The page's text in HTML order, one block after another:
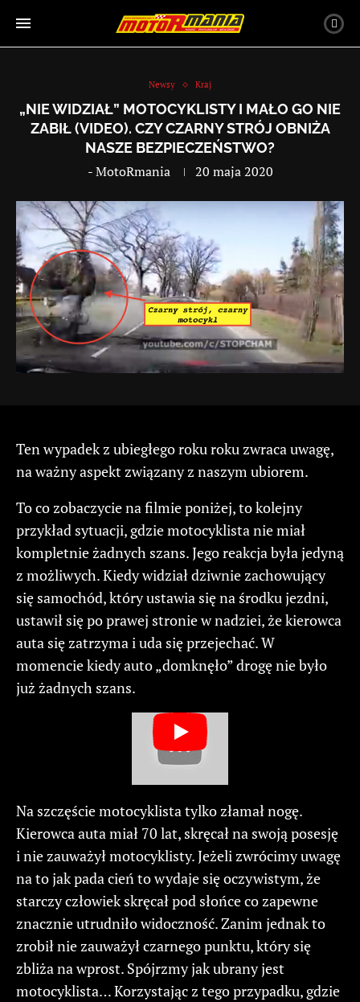
Newsy Kraj
„NIE WIDZIAŁ” MOTOCYKLISTY I MAŁO GO NIE
ZABIŁ (VIDEO). CZY CZARNY STRÓJ OBNIŻA
NASZE BEZPIECZEŃSTWO?
-MotoRmania 20 maja 2020
Ten wypadek z ubiegłego roku roku zwraca uwagę,
na ważny aspekt związany z naszym ubiorem.
To co zobaczycie na filmie poniżej, to kolejny
przykład sytuacji, gdzie motocyklista nie miał
kompletnie żadnych szans. Jego reakcja była jedyną
z możliwych. Kiedy widział dziwnie zachowujący
się samochód, który ustawia się na środku jezdni,
ustawił się po prawej stronie w nadziei, że kierowca
auta się zatrzyma i uda się przejechać. W
momencie kiedy auto „domknęło” drogę nie było
już żadnych szans.
Na szczęście motocyklista tylko złamał nogę.
Kierowca auta miał 70 lat, skręcał na swoją posesję
i nie zauważył motocyklisty. Jeżeli zwrócimy uwagę
na to jak pada cień to wydaje się oczywistym, że
starczy człowiek skręcał pod słońce co zapewne
znacznie utrudniło widoczność. Zanim jednak to
zrobił nie zauważył czarnego punktu, który się
zbliża na wprost. Spójrzmy jak ubrany jest
motocyklista… Korzystając z tego przypadku, gdzie